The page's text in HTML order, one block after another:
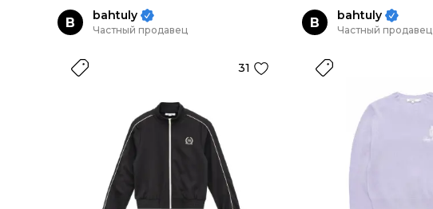
B bahtuly
Частный продавец
31
B bahtuly
Частный продавец